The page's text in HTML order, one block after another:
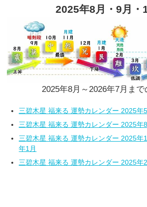
2025年8月・9月・
2025年8月～2026年7月まで
三碧木星 福来る 運勢カレンダー 2025年
三碧木星 福来る 運勢カレンダー 2025年
三碧木星 福来る 運勢カレンダー 2025年
年1月
三碧木星 福来る 運勢カレンダー 2025年